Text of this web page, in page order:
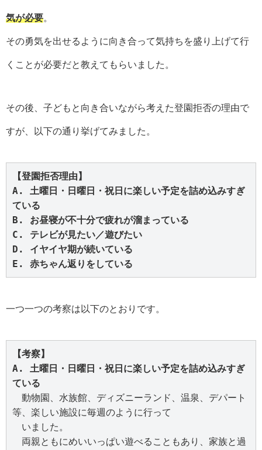
気が必要。
その勇気を出せるように向き合って気持ちを盛り上げて行
くことが必要だと教えてもらいました。
その後、子どもと向き合いながら考えた登園拒否の理由で
すが、以下の通り挙げてみました。
【登園拒否理由】
A. 土曜日・日曜日・祝日に楽しい予定を詰め込みすぎ
ている
B. お昼寝が不十分で疲れが溜まっている
C. テレビが見たい／遊びたい
D. イヤイヤ期が続いている
E. 赤ちゃん返りをしている
一つ一つの考察は以下のとおりです。
【考察】
A. 土曜日・日曜日・祝日に楽しい予定を詰め込みすぎ
ている
動物園、水族館、ディズニーランド、温泉、デパート
等、楽しい施設に毎週のように行って
いました。
両親ともにめいいっぱい遊べることもあり、家族と過